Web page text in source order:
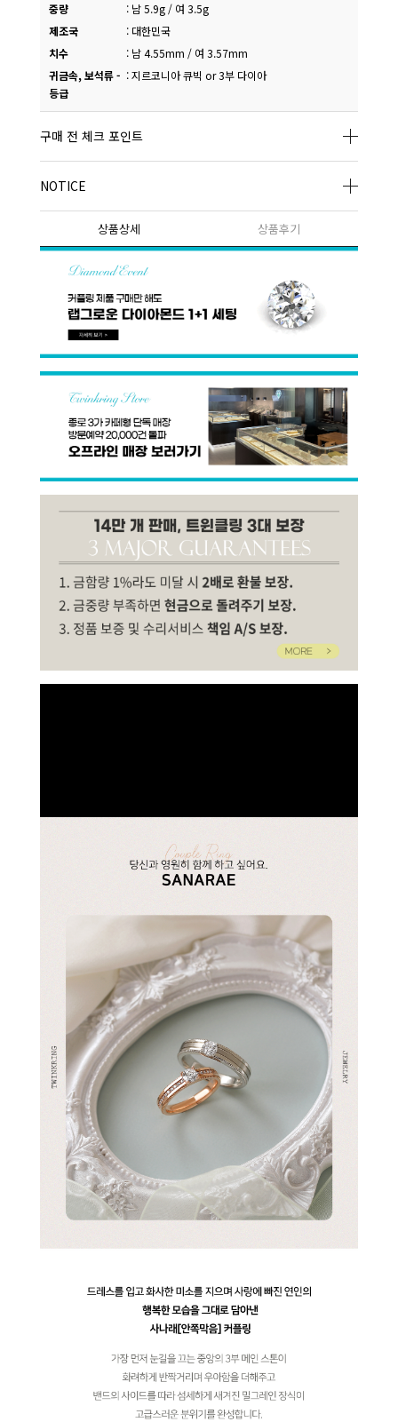
중량 : 남 5.9g / 여 3.5g
제조국
: 대한민국
치수
: 남 4.55mm / 여 3.57mm
귀금속, 보석류 -
등급
:지르코니아 큐빅 or 3부 다이아
구매 전 체크 포인트
NOTICE
상품상세 상품후기